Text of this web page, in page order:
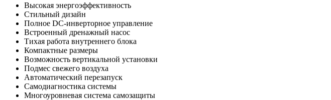
Высокая энергоэффективность
Стильный дизайн
Полное DC-инверторное управление
Встроенный дренажный насос
Тихая работа внутреннего блока
Компактные размеры
Возможность вертикальной установки
Подмес свежего воздуха
Автоматический перезапуск
Самодиагностика системы
Многоуровневая система самозащиты